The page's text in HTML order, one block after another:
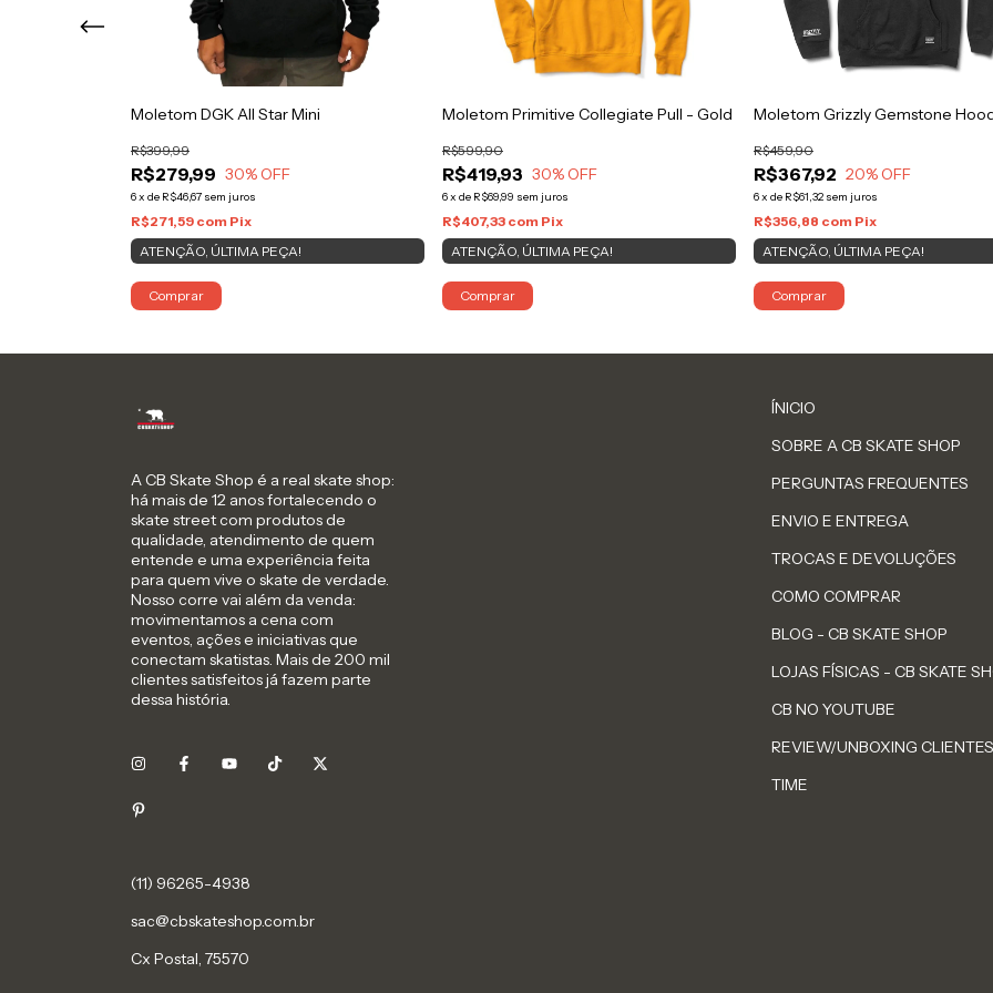
Moletom DGK All Star Mini
R$279,99
R$399,99
30% OFF
6x de R$46,67 sem juros
R$271,59 com Pix
ATENÇÃO, ÚLTIMA PEÇA!
Comprar
Moletom Primitive Collegiate Pull - Gold
R$419,93
R$599,90
30% OFF
6x de R$69,99 sem juros
R$407,33 com Pix
ATENÇÃO, ÚLTIMA PEÇA!
Comprar
Moletom Grizzly Gemstone
R$367,92
R$459,90
20% OFF
6x de R$61,32 sem juros
R$356,88 com Pix
ATENÇÃO, ÚLTIMA PEÇA!
Comprar
A CB Skate Shop é a real skate shop:
há mais de 12 anos fortalecendo o
skate street com produtos de
qualidade, atendimento de quem
entende e uma experiência feita
para quem vive o skate de verdade.
Nosso corre vai além da venda:
movimentamos a cena com
eventos, ações e iniciativas que
conectam skatistas. Mais de 200 mil
clientes satisfeitos já fazem parte
dessa história.
sac@cbskateshop.com.br
Cx Postal, 75570
ÍNICIO
SOBRE A CB SKATE SHOP
PERGUNTAS FREQUENTES
ENVIO E ENTREGA
TROCAS E DEVOLUÇÕES
COMO COMPRAR
BLOG - CB SKATE SHOP
LOJAS FÍSICAS - CB SKATE
CB NO YOUTUBE
REVIEW/UNBOXING CLIENTES
TIME